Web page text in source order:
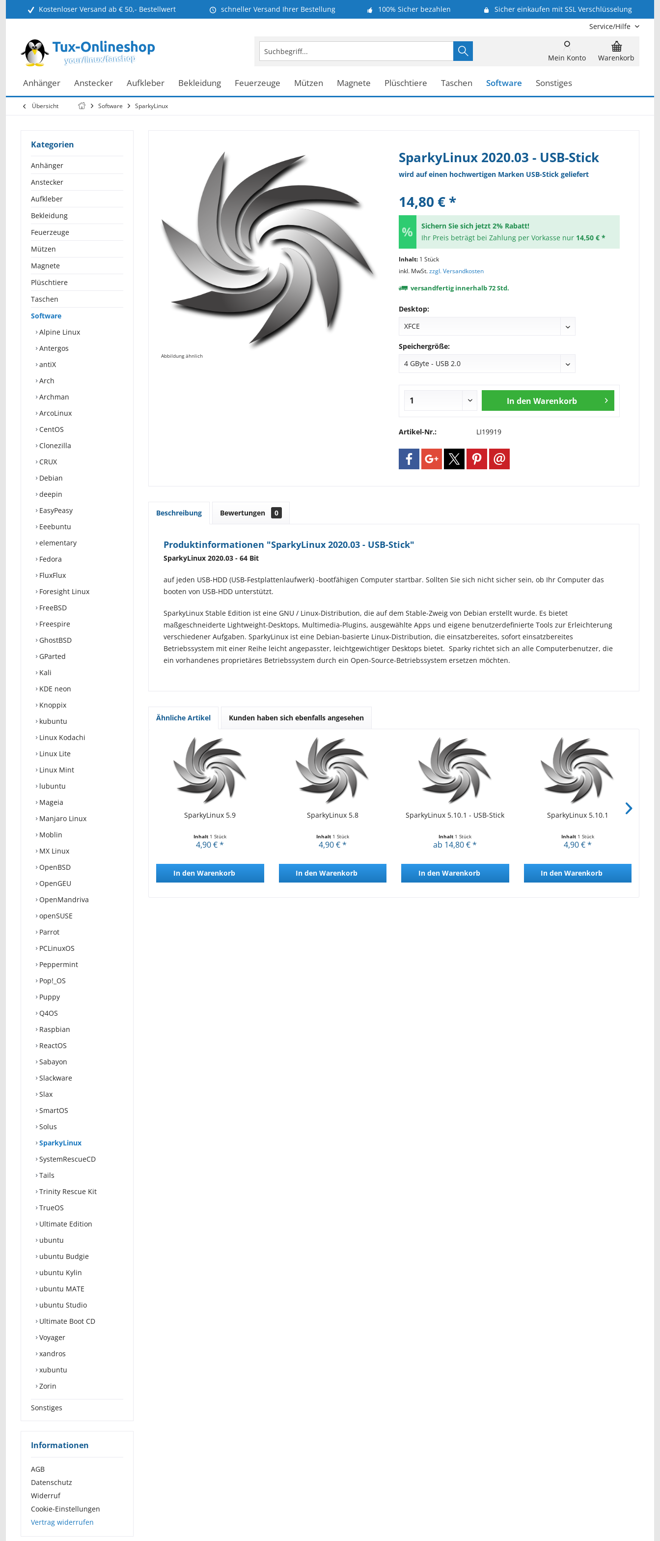
Kostenloser Versand ab € 50,- Bestellwert schneller Versand Ihrer Bestellung 100% Sicher bezahlen
Sicher einkaufen mit SSL Verschlüsselung
Service/Hilfe
Warenkorb
Mein Konto
Anhänger Anstecker Aufkleber Bekleidung Feuerzeuge Mützen Magnete Plüschtiere Taschen Software Sonstiges
Übersicht Software SparkyLinux
Kategorien
Anhänger
Anstecker
Aufkleber
Bekleidung
Feuerzeuge
Mützen
Magnete
Plüschtiere
Taschen
Software
Alpine Linux
Antergos
antiX
Arch
Archman
ArcoLinux
CentOS
Clonezilla
CRUX
Debian
deepin
EasyPeasy
Eeebuntu
elementary
Fedora
FluxFlux
Foresight Linux
FreeBSD
Freespire
GhostBSD
GParted
Kali
KDE neon
Knoppix
kubuntu
Linux Kodachi
Linux Lite
Linux Mint
lubuntu
Mageia
Manjaro Linux
Moblin
MX Linux
OpenBSD
OpenGEU
OpenMandriva
openSUSE
Parrot
PCLinuxOS
Peppermint
Pop!_OS
Puppy
Q4OS
Raspbian
ReactOS
Sabayon
Slackware
Slax
SmartOS
Solus
SparkyLinux
SystemRescueCD
Tails
Trinity Rescue Kit
TrueOS
Ultimate Edition
ubuntu
ubuntu Budgie
ubuntu Kylin
ubuntu MATE
ubuntu Studio
Ultimate Boot CD
Voyager
xandros
xubuntu
Zorin
Sonstiges
Informationen
AGB
Datenschutz
Widerruf
Cookie-Einstellungen
Vertrag widerrufen
Abbildung ähnlich
SparkyLinux 2020.03 - USB-Stick
wird auf einen hochwertigen Marken USB-Stick geliefert
14,80 € *
Sichern Sie sich jetzt 2% Rabatt!
Ihr Preis beträgt bei Zahlung per Vorkasse nur 14,50 € *
Inhalt: 1 Stück
inkl. MwSt.zzgl. Versandkosten
versandfertig innerhalb 72 Std.
Desktop:
Speichergröße:
In den Warenkorb
Artikel-Nr.: LI19919
Beschreibung Bewertungen 0
Produktinformationen "SparkyLinux 2020.03 - USB-Stick"
SparkyLinux 2020.03 - 64 Bit
auf jeden USB-HDD (USB-Festplattenlaufwerk) -bootfähigen Computer startbar. Sollten Sie sich nicht sicher sein, ob Ihr Computer das
booten von USB-HDD unterstützt.
SparkyLinux Stable Edition ist eine GNU / Linux-Distribution, die auf dem Stable-Zweig von Debian erstellt wurde. Es bietet
maßgeschneiderte Lightweight-Desktops, Multimedia-Plugins, ausgewählte Apps und eigene benutzerdefinierte Tools zur Erleichterung
verschiedener Aufgaben. SparkyLinux ist eine Debian-basierte Linux-Distribution, die einsatzbereites, sofort einsatzbereites
Betriebssystem mit einer Reihe leicht angepasster, leichtgewichtiger Desktops bietet. Sparky richtet sich an alle Computerbenutzer, die
ein vorhandenes proprietäres Betriebssystem durch ein Open-Source-Betriebssystem ersetzen möchten.
Ähnliche Artikel Kunden haben sich ebenfalls angesehen
SparkyLinux 5.9
Inhalt 1 Stück
4,90 € *
In den Warenkorb
SparkyLinux 5.8
Inhalt 1 Stück
4,90 € *
In den Warenkorb
SparkyLinux 5.10.1 - USB-Stick
Inhalt 1 Stück
ab 14,80 € *
In den Warenkorb
SparkyLinux 5.10.1
Inhalt 1 Stück
4,90 € *
In den Warenkorb